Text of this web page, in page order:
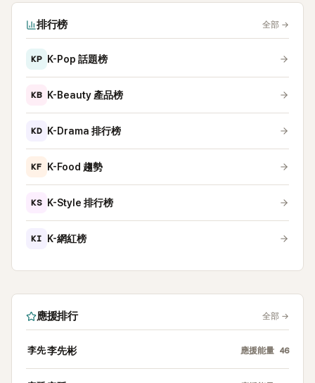
排行榜 全部 →
KP K-Pop 話題榜
KB K-Beauty 產品榜
KD K-Drama 排行榜
KF K-Food 趨勢
KS K-Style 排行榜
KI K-網紅榜
應援排行 全部 →
李先李先彬 應援能量 46